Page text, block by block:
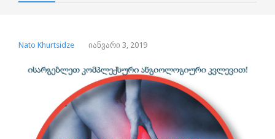
Nato Khurtsidze იანვარი 3, 2019